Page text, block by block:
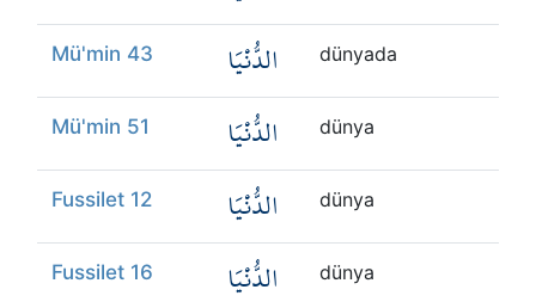
Mü'min 43 الدُّنْيَا dünyada
Mü'min 51 الدُّنْيَا dünya
Fussilet 12 الدُّنْيَا dünya
Fussilet 16 الدُّنْيَا dünya